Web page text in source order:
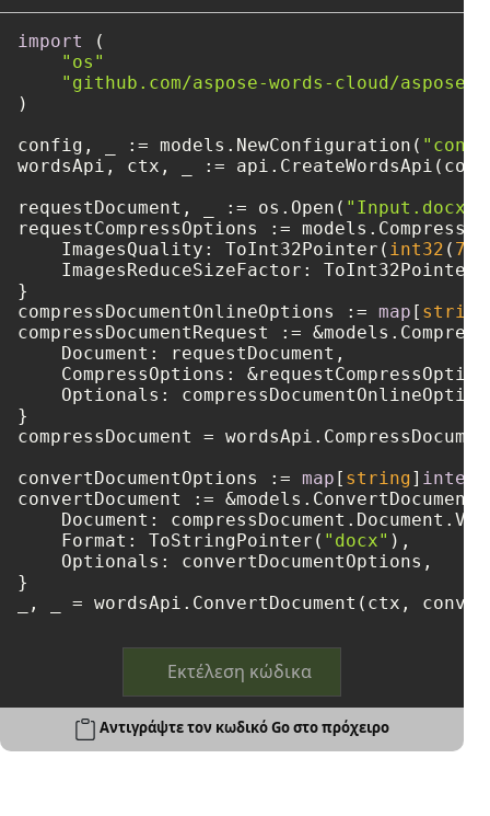
import
(
"os"
"github.com/aspose-words-cloud/
)
config, _ := models.NewConfiguration(
wordsApi, ctx, _ :=
requestDocument, _ := os.Open( "Input.docx"
requestCompressOptions :=
    ImagesQuality: ToInt32Pointer(
int32 ( 75
    ImagesReduceSizeFactor: ToInt32Pointer(
}
compressDocumentOnlineOptions := map [ string
compressDocumentRequest :=
    Document: requestDocument,
CompressOptions:
Optionals:
}
compressDocument =
convertDocumentOptions := map [ string]
convertDocument :=
Document:
    Format: ToStringPointer(
"docx" ),
    Optionals: convertDocumentOptions,
}
_, _ = wordsApi.ConvertDocument(ctx,
Εκτέλεση κώδικα
Αντιγράψτε τον κωδικό Go στο πρόχειρο